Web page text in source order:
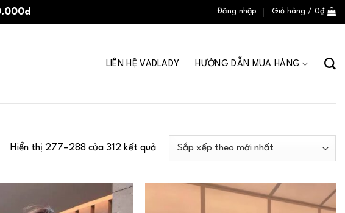
Đăng nhập Giỏ hàng / 0₫
LIÊN HỆ VADLADY HƯỚNG DẪN MUA HÀNG
Hiển thị 277–288 của 312 kết quả